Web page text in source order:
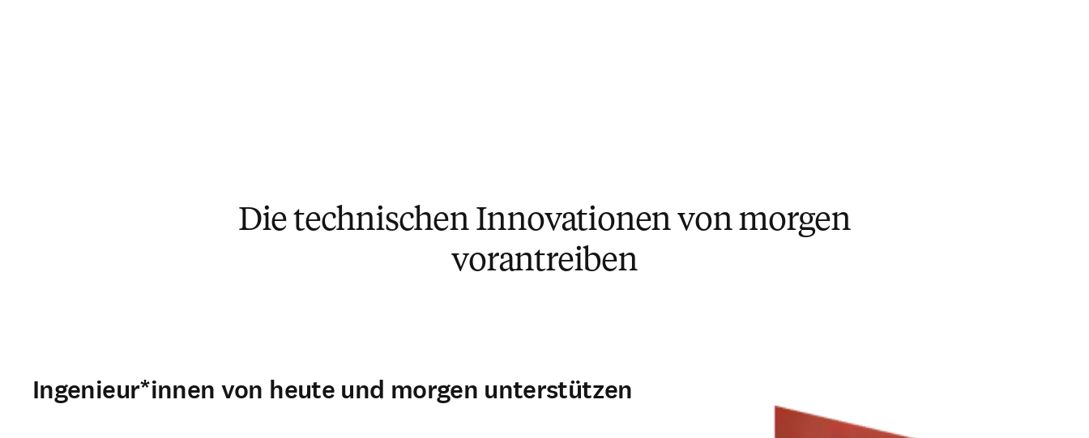
Die technischen Innovationen von morgen
vorantreiben
Ingenieur*innen von heute und morgen unterstützen